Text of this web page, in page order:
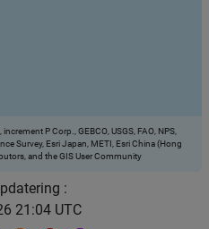
P Corp., GEBCO, USGS, FAO, NPS,
Survey, Esri Japan, METI, Esri China (Hong
and the GIS User Community
:
21:04 UTC